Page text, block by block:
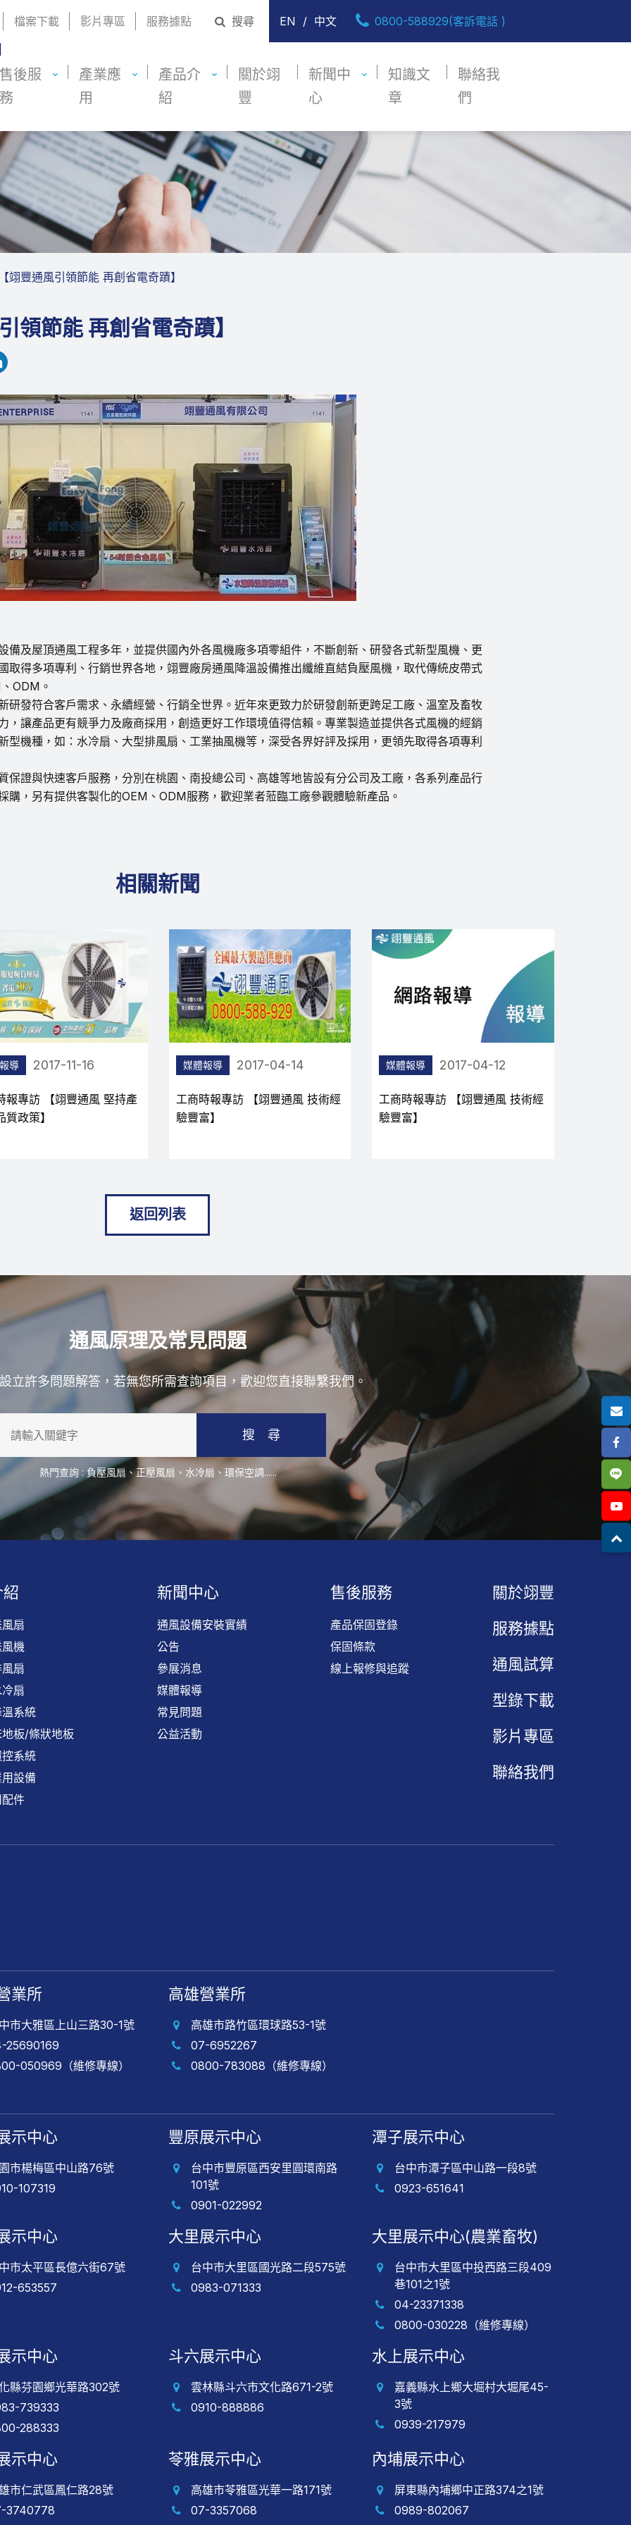
檔案下載 影片專區 服務據點 搜尋 EN / 中文 0800-588929(客訴電話 )
售後服
務
產業應
用
產品介
紹
關於翊
豐
新聞中
心
知識文
章
聯絡我
們
翊豐通風引領節能 再創省電奇蹟】
領節能 再創省電奇蹟】
備及屋頂通風工程多年，並提供國內外各風機廠多項零組件，不斷創新、研發各式新型風機、更
取得多項專利、行銷世界各地，翊豐廠房通風降溫設備推出纖維直結負壓風機，取代傳統皮帶式
ODM。
研發符合客戶需求、永續經營、行銷全世界。近年來更致力於研發創新更跨足工廠、溫室及畜牧
，讓產品更有競爭力及廠商採用，創造更好工作環境值得信賴。專業製造並提供各式風機的經銷
型機種，如：水冷扇、大型排風扇、工業抽風機等，深受各界好評及採用，更領先取得各項專利
保證與快速客戶服務，分別在桃園、南投總公司、高雄等地皆設有分公司及工廠，各系列產品行
購，另有提供客製化的OEM、ODM服務，歡迎業者蒞臨工廠參觀體驗新產品。
相關新聞
導 2017-04-14
報專訪 【翊豐通風 技術經
】
媒體報導 2017-04-12
工商時報專訪 【翊豐通風 技術經
驗豐富】
媒體報導 2016-04-12
工商時報專訪 【提供涼爽自然風
翊豐通風 推直流無刷變頻風扇】
返回列表
通風原理及常見問題
立許多問題解答，若無您所需查詢項目，歡迎您直接聯繫我們。
搜 尋
熱門查詢 :負壓風扇 、正壓風扇 、 水冷扇 、環保空調......
扇
機
扇
扇
系統
板/條狀地板
系統
設備
件
新聞中心
通風設備安裝實績
公告
參展消息
媒體報導
常見問題
公益活動
售後服務
產品保固登錄
保固條款
線上報修與追蹤
關於翊豐
服務據點
通風試算
型錄下載
影片專區
聯絡我們
業所
市大雅區上山三路30-1號
25690169
050969（維修專線）
高雄營業所
高雄市路竹區環球路53-1號
07-6952267
0800-783088（維修專線）
示中心
市楊梅區中山路76號
107319
豐原展示中心
台中市豐原區西安里圓環南路
101號
0901-022992
潭子展示中心
台中市潭子區中山路一段8號
0923-651641
示中心
市太平區長億六街67號
653557
大里展示中心
台中市大里區國光路二段575號
0983-071333
大里展示中心(農業畜牧)
台中市大里區中投西路三段409
巷101之1號
04-23371338
0800-030228（維修專線）
示中心
縣芬園鄉光華路302號
739333
288333
斗六展示中心
雲林縣斗六市文化路671-2號
0910-888886
水上展示中心
嘉義縣水上鄉大堀村大堀尾45-
3號
0939-217979
示中心
市仁武區鳳仁路28號
3740778
苓雅展示中心
高雄市苓雅區光華一路171號
07-3357068
內埔展示中心
屏東縣內埔鄉中正路374之1號
0989-802067